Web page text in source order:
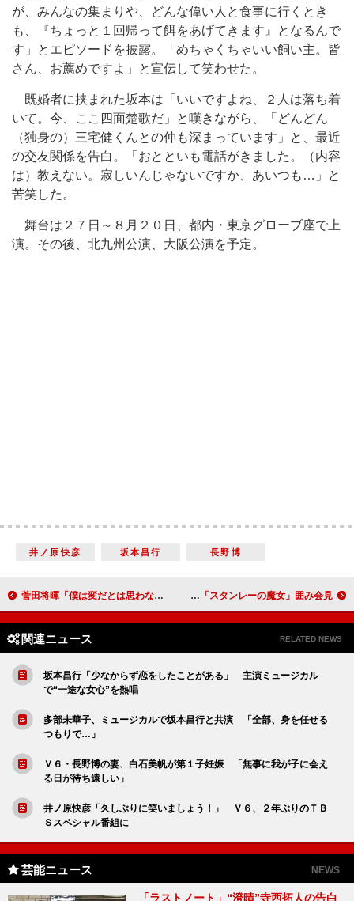
が、みんなの集まりや、どんな偉い人と食事に行くとき
も、『ちょっと１回帰って餌をあげてきます』となるんで
す」とエピソードを披露。「めちゃくちゃいい飼い主。皆
さん、お薦めですよ」と宣伝して笑わせた。
既婚者に挟まれた坂本は「いいですよね、２人は落ち着
いて。今、ここ四面楚歌だ」と嘆きながら、「どんどん
（独身の）三宅健くんとの仲も深まっています」と、最近
の交友関係を告白。「おとといも電話がきました。（内容
は）教えない。寂しいんじゃないですか、あいつも…」と
苦笑した。
舞台は２７日～８月２０日、都内・東京グローブ座で上
演。その後、北九州公演、大阪公演を予定。
井ノ原快彦 坂本昌行 長野博
菅田将暉「僕は変だとは思わない」 「米と牛乳の組み合わせが一番好き」 御笠ノ忠次、松本零士とのエピソードを明かす 舞台「スタンレーの魔女」囲み会見
関連ニュース RELATED NEWS
坂本昌行「少なからず恋をしたことがある」 主演ミュージカル
で“一途な女心”を熱唱
多部未華子、ミュージカルで坂本昌行と共演 「全部、身を任せる
つもりで…」
Ｖ６・長野博の妻、白石美帆が第１子妊娠 「無事に我が子に会え
る日が待ち遠しい」
井ノ原快彦「久しぶりに笑いましょう！」 Ｖ６、２年ぶりのＴＢ
Ｓスペシャル番組に
芸能ニュース NEWS
「ラストノート」“澄晴”寺西拓人の告白